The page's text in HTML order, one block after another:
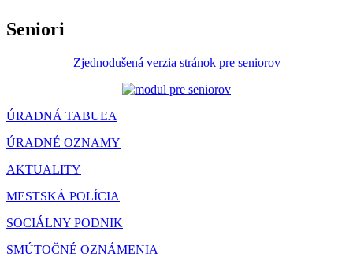
Seniori
Zjednodušená verzia stránok pre seniorov
ÚRADNÁ TABUĽA
ÚRADNÉ OZNAMY
AKTUALITY
MESTSKÁ POLÍCIA
SOCIÁLNY PODNIK
SMÚTOČNÉ OZNÁMENIA